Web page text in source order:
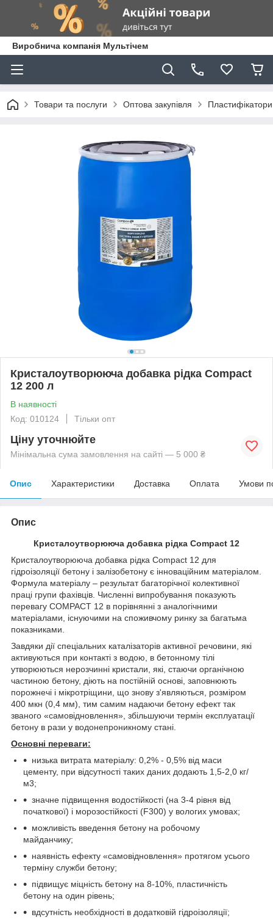
Виробнича компанія Мультічем
Товари та послуги Оптова закупівля
Кристалоутворююча добавка рідка Compact
12 200 л
В наявності
Код: 010124
Тільки опт
Ціну уточнюйте
Мінімальна сума замовлення на сайті — 5 000 ₴
Опис Характеристики Доставка Оплата Умови
Опис
Кристалоутворююча добавка рідка Compact 12
Кристалоутворююча добавка рідка Compact 12 для
гідроізоляції бетону і залізобетону є інноваційним матеріалом.
Формула матеріалу – результат багаторічної колективної
праці групи фахівців. Численні випробування показують
перевагу COMPACT 12 в порівнянні з аналогічними
матеріалами, існуючими на споживчому ринку за багатьма
показниками.
Завдяки дії спеціальних каталізаторів активної речовини, які
активуються при контакті з водою, в бетонному тілі
утворюються нерозчинні кристали, які, стаючи органічною
частиною бетону, діють на постійній основі, заповнюють
порожнечі і мікротріщини, що знову з'являються, розміром
400 мкн (0,4 мм), тим самим надаючи бетону ефект так
званого «самовідновлення», збільшуючи термін експлуатації
бетону в рази у водонепроникному стані.
Основні переваги:
низька витрата матеріалу: 0,2% - 0,5% від маси
цементу, при відсутності таких даних додають 1,5-2,0 кг/
м3;
значне підвищення водостійкості (на 3-4 рівня від
початкової) і морозостійкості (F300) у вологих умовах;
можливість введення бетону на робочому
майданчику;
наявність ефекту «самовідновлення» протягом усього
терміну служби бетону;
підвищує міцність бетону на 8-10%, пластичність
бетону на один рівень;
вдсутність необхідності в додатковій гідроізоляції;